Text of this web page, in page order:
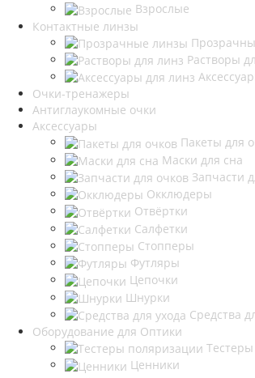
Взрослые
Контактные линзы
Растворы
Очки-тренажеры
Антиглаукомные очки
Аксессуары
Пакеты для
Маски для сна
Запчасти
Окклюдеры
Отвёртки
Салфетки
Стопперы
Футляры
Цепочки
Шнурки
Средства
Оборудование для Оптики
Ценники